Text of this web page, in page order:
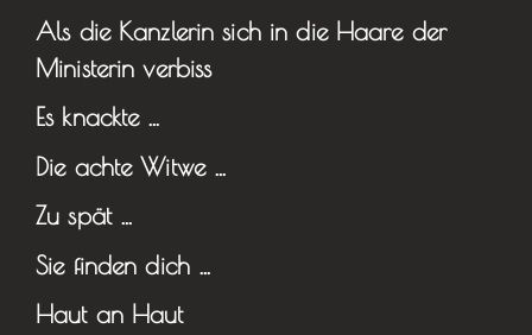
Als die Kanzlerin sich in die Haare der
Ministerin verbiss
Es knackte …
Die achte Witwe …
Zu spät …
Sie finden dich …
Haut an Haut